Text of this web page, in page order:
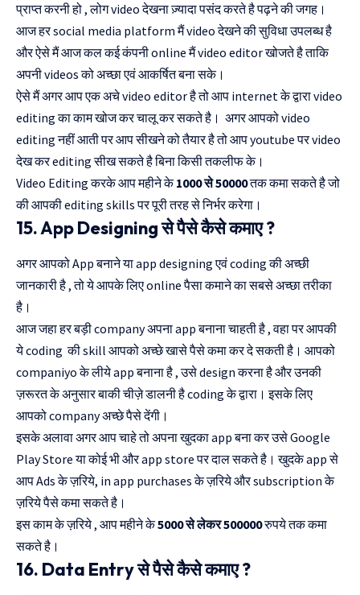
प्राप्त करनी हो , लोग video देखना ज़्यादा पसंद करते है पढ़ने की जगह।
आज हर social media platform मैं video देखने की सुविधा उपलब्ध है
और ऐसे मैं आज कल कई कंपनी online मैं video editor खोजते है ताकि
अपनी videos को अच्छा एवं आकर्षित बना सके।
ऐसे मैं अगर आप एक अचे video editor है तो आप internet के द्वारा video
editing का काम खोज कर चालू कर सकते है। अगर आपको video
editing नहीं आती पर आप सीखने को तैयार है तो आप youtube पर video
देख कर editing सीख सकते है बिना किसी तकलीफ के।
Video Editing करके आप महीने के1000 से 50000तक कमा सकते है जो
की आपकी editing skills पर पूरी तरह से निर्भर करेगा।
15. App Designing से पैसे कैसे कमाए ?
अगर आपको App बनाने या app designing एवं coding की अच्छी
जानकारी है , तो ये आपके लिए online पैसा कमाने का सबसे अच्छा तरीका
है।
आज जहा हर बड़ी company अपना app बनाना चाहती है , वहा पर आपकी
ये coding की skill आपको अच्छे खासे पैसे कमा कर दे सकती है। आपको
companiyo के लीये app बनाना है , उसे design करना है और उनकी
ज़रूरत के अनुसार बाकी चीज़े डालनी है coding के द्वारा। इसके लिए
आपको company अच्छे पैसे देंगी।
इसके अलावा अगर आप चाहे तो अपना खुदका app बना कर उसे Google
Play Store या कोई भी और app store पर दाल सकते है। खुदके app से
आप Ads के ज़रिये, in app purchases के ज़रिये और subscription के
ज़रिये पैसे कमा सकते है।
इस काम के ज़रिये , आप महीने के5000 से लेकर 500000रुपये तक कमा
सकते है।
16. Data Entry से पैसे कैसे कमाए ?